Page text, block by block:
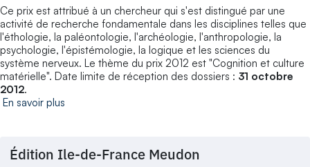
Ce prix est attribué à un chercheur qui s'est distingué par une
activité de recherche fondamentale dans les disciplines telles que
l'éthologie, la paléontologie, l'archéologie, l'anthropologie, la
psychologie, l'épistémologie, la logique et les sciences du
système nerveux. Le thème du prix 2012 est "Cognition et culture
matérielle". Date limite de réception des dossiers : 31 octobre
2012.
En savoir plus
Édition Ile-de-France Meudon